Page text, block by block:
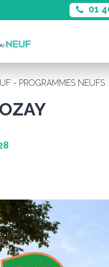
01
- PROGRAMMES NEUFS